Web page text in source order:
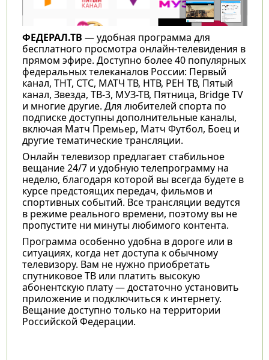
ФЕДЕРАЛ.ТВ — удобная программа для
бесплатного просмотра онлайн-телевидения в
прямом эфире. Доступно более 40 популярных
федеральных телеканалов России: Первый
канал, ТНТ, СТС, МАТЧ ТВ, НТВ, РЕН ТВ, Пятый
канал, Звезда, ТВ-3, МУЗ-ТВ, Пятница, Bridge TV
и многие другие. Для любителей спорта по
подписке доступны дополнительные каналы,
включая Матч Премьер, Матч Футбол, Боец и
другие тематические трансляции.
Онлайн телевизор предлагает стабильное
вещание 24/7 и удобную телепрограмму на
неделю, благодаря которой вы всегда будете в
курсе предстоящих передач, фильмов и
спортивных событий. Все трансляции ведутся
в режиме реального времени, поэтому вы не
пропустите ни минуты любимого контента.
Программа особенно удобна в дороге или в
ситуациях, когда нет доступа к обычному
телевизору. Вам не нужно приобретать
спутниковое ТВ или платить высокую
абонентскую плату — достаточно установить
приложение и подключиться к интернету.
Вещание доступно только на территории
Российской Федерации.